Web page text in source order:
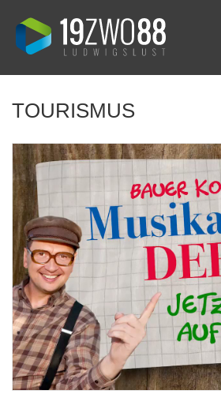
TOURISMUS
Bauer Korl`s
„Bauer Korl`s